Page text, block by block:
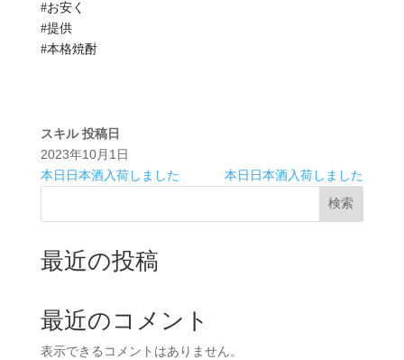
#お安く
#提供
#本格焼酎
スキル 投稿日
2023年10月1日
本日日本酒入荷しました
本日日本酒入荷しました
検索
最近の投稿
最近のコメント
表示できるコメントはありません。